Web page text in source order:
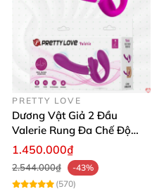
PRETTY LOVE
Dương Vật Giả 2 Đầu
Valerie Rung Đa Chế Độ
Kích Thích Les
1.450.000₫
2.544.000₫
-43%
(570)